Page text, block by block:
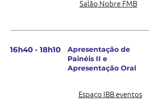
Salão Nobre FMB
16h40 - 18h10
Apresentação de
Painéis II e
Apresentação Oral
Espaço IBB eventos